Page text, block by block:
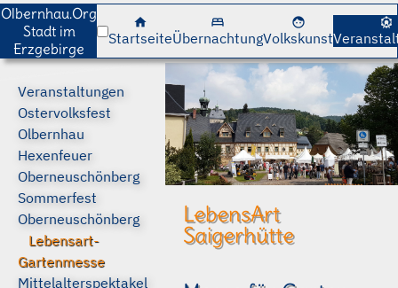
Olbernhau.Org
Stadt im
Erzgebirge
home
Startseite
bed
Übernachtung
face
Volkskunst
attractions
Veranstaltungen
Ostervolksfest
Olbernhau
Hexenfeuer
Oberneuschönberg
Sommerfest
Oberneuschönberg
Lebensart-
Gartenmesse
Mittelalterspektakel
LebensArt
Saigerhütte